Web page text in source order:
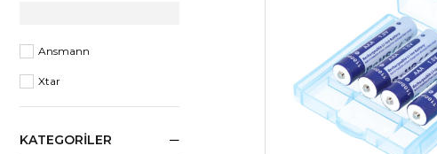
Ansmann
Xtar
KATEGORILER